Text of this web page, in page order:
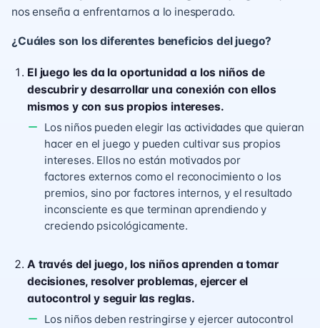
nos enseña a enfrentarnos a lo inesperado.
¿Cuáles son los diferentes beneficios del juego?
El juego les da la oportunidad a los niños de
descubrir y desarrollar una conexión con ellos
mismos y con sus propios intereses.
Los niños pueden elegir las actividades que quieran
hacer en el juego y pueden cultivar sus propios
intereses. Ellos no están motivados por
factores externos como el reconocimiento o los
premios, sino por factores internos, y el resultado
inconsciente es que terminan aprendiendo y
creciendo psicológicamente.
A través del juego, los niños aprenden a tomar
decisiones, resolver problemas, ejercer el
autocontrol y seguir las reglas.
Los niños deben restringirse y ejercer autocontrol